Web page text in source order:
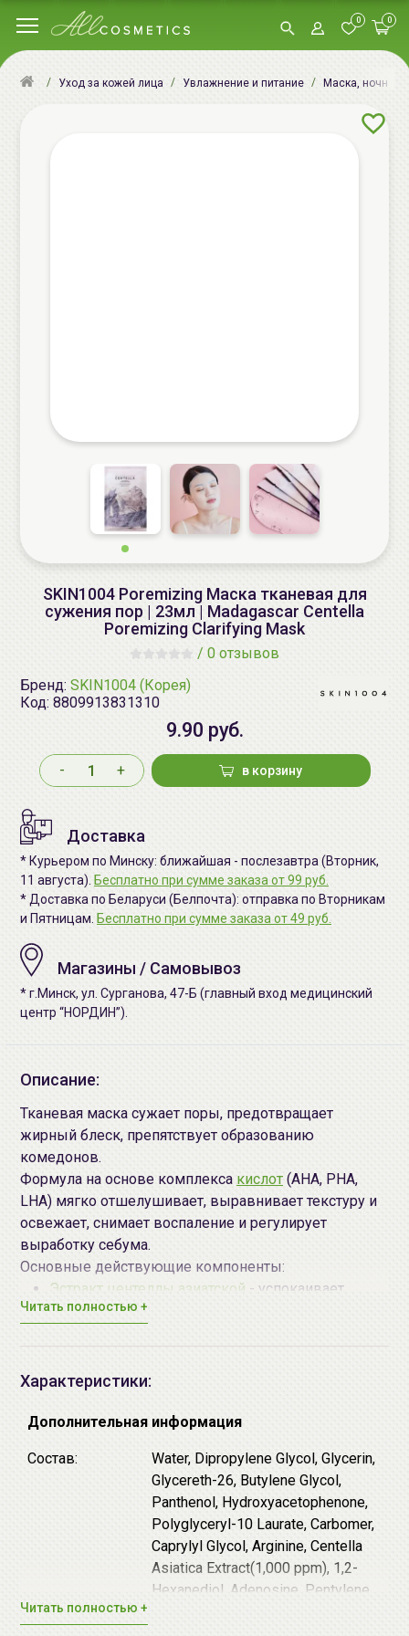
0 0
Уход за кожей лица Увлажнение и питание Маска, ночная
SKIN1004 Poremizing Маска тканевая для
сужения пор | 23мл | Madagascar Centella
Poremizing Clarifying Mask
/ 0 отзывов
Бренд: SKIN1004 (Корея)
Код: 8809913831310
9.90 руб.
- + в корзину
Доставка
* Курьером по Минску: ближайшая - послезавтра (Вторник,
11 августа). Бесплатно при сумме заказа от 99 руб.
* Доставка по Беларуси (Белпочта): отправка по Вторникам
и Пятницам. Бесплатно при сумме заказа от 49 руб.
Магазины / Самовывоз
* г.Минск, ул. Сурганова, 47-Б (главный вход медицинский
центр “НОРДИН”).
Описание:
Тканевая маска сужает поры, предотвращает
жирный блеск, препятствует образованию
комедонов.
Формула на основе комплекса кислот (AHA, PHA,
LHA) мягко отшелушивает, выравнивает текстуру и
освежает, снимает воспаление и регулирует
выработку себума.
Основные действующие компоненты:
Эстракт центеллы азиатской - успокаивает,
смягчает, укрепляет стенки сосуда и
повышает упругость и эластичность кожи,
Гималайская розовая соль - выводит
Янтарная кислота - подавляет воспаление,
препятствует появлению жирного блеска и
успокаивает раздражение.
AHA и PHA (лимонная кислота, глюконлактон) -
мягко отшелушивают ороговевшие клетки,
стимулируют процессы обновления,
разглаживают рельеф и выравнивают тон.
LHA (каприлоил салициловой кислоты) -
Читать полностью +
Характеристики:
Дополнительная информация
Состав:
Water, Dipropylene Glycol, Glycerin,
Glycereth-26, Butylene Glycol,
Panthenol, Hydroxyacetophenone,
Polyglyceryl-10 Laurate, Carbomer,
Caprylyl Glycol, Arginine, Centella
Asiatica Extract(1,000 ppm), 1,2-
Hexanediol, Adenosine, Pentylene
Читать полностью +